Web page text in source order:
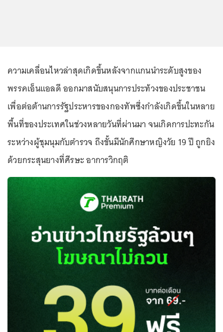
ความเคลื่อนไหวล่าสุดเกิดขึ้นหลังจากแกนนำระดับสูงของ
พรรคเอ็นแอลดี ออกมาสนับสนุนการประท้วงของประชาชน
เพื่อต่อต้านการรัฐประหารของกองทัพซึ่งกำลังเกิดขึ้นในหลาย
พื้นที่ของประเทศในช่วงหลายวันที่ผ่านมา จนเกิดการปะทะกัน
ระหว่างผู้ชุมนุมกับตำรวจ ถึงขั้นมีนักศึกษาหญิงวัย 19 ปี ถูกยิง
ด้วยกระสุนยางที่ศีรษะ อาการวิกฤติ